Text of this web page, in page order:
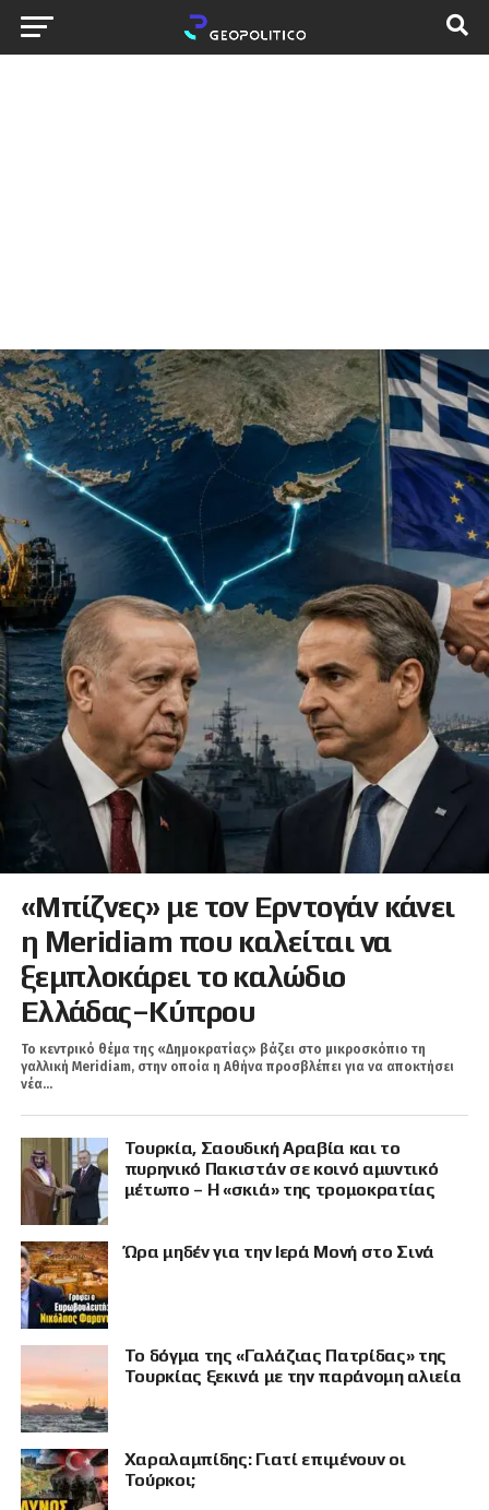
«Μπίζνες» με τον Ερντογάν κάνει
η Meridiam που καλείται να
ξεμπλοκάρει το καλώδιο
Ελλάδας–Κύπρου
Το κεντρικό θέμα της «Δημοκρατίας» βάζει στο μικροσκόπιο τη
γαλλική Meridiam, στην οποία η Αθήνα προσβλέπει για να αποκτήσει
νέα...
Τουρκία, Σαουδική Αραβία και το
πυρηνικό Πακιστάν σε κοινό αμυντικό
μέτωπο – Η «σκιά» της τρομοκρατίας
Ώρα μηδέν για την Ιερά Μονή στο Σινά
Το δόγμα της «Γαλάζιας Πατρίδας» της
Τουρκίας ξεκινά με την παράνομη αλιεία
Χαραλαμπίδης: Γιατί επιμένουν οι
Τούρκοι;